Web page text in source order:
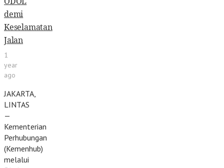
demi
Keselamatan
Jalan
1
year
ago
JAKARTA,
LINTAS
—
Kementerian
Perhubungan
(Kemenhub)
melalui